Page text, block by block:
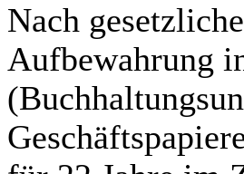
Nach
Aufbewahrung